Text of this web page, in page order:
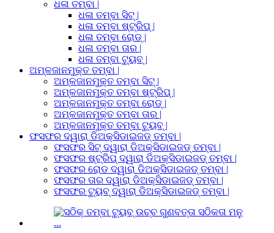
ଧଳା ତମ୍ବା |
ଧଳା ତମ୍ବା ସିଟ୍ |
ଧଳା ତମ୍ବା ଷ୍ଟ୍ରିପ୍ |
ଧଳା ତମ୍ବା ରୋଡ୍ |
ଧଳା ତମ୍ବା ତାର |
ଧଳା ତମ୍ବା ଟ୍ୟୁବ୍ |
ଅମ୍ଳଜାନମୁକ୍ତ ତମ୍ବା |
ଅମ୍ଳଜାନମୁକ୍ତ ତମ୍ବା ସିଟ୍ |
ଅମ୍ଳଜାନମୁକ୍ତ ତମ୍ବା ଷ୍ଟ୍ରିପ୍ |
ଅମ୍ଳଜାନମୁକ୍ତ ତମ୍ବା ରୋଡ୍ |
ଅମ୍ଳଜାନମୁକ୍ତ ତମ୍ବା ତାର |
ଅମ୍ଳଜାନମୁକ୍ତ ତମ୍ବା ଟ୍ୟୁବ୍ |
ଫସଫର ଦ୍ୱାରା ଡିଅକ୍ସିଡାଇଜଡ୍ ତମ୍ବା |
ଫସଫର ସିଟ୍ ଦ୍ୱାରା ଡିଅକ୍ସିଡାଇଜଡ୍ ତମ୍ବା |
ଫସଫର ଷ୍ଟ୍ରିପ୍ ଦ୍ୱାରା ଡିଅକ୍ସିଡାଇଜଡ୍ ତମ୍ବା |
ଫସଫର ରୋଡ ଦ୍ୱାରା ଡିଅକ୍ସିଡାଇଜଡ୍ ତମ୍ବା |
ଫସଫର ତାର ଦ୍ୱାରା ଡିଅକ୍ସିଡାଇଜଡ୍ ତମ୍ବା |
ଫସଫର ଟ୍ୟୁବ୍ ଦ୍ୱାରା ଡିଅକ୍ସିଡାଇଜଡ୍ ତମ୍ବା |